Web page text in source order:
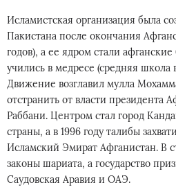
Исламистская организация была
Пакистана после окончания
годов), а ее ядром стали
учились в медресе (средняя школа
Движение возглавил мулла
отстранить от власти президента
Раббани. Центром стал город
страны, а в 1996 году талибы
Исламский Эмират Афганистан. В
законы шариата, а государство
Саудовская Аравия и ОАЭ.